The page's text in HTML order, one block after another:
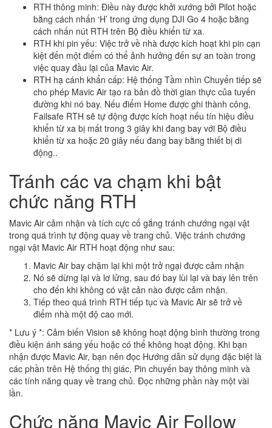
RTH thông minh: Điều này được khởi xướng bởi Pilot hoặc
bằng cách nhấn ‘H’ trong ứng dụng DJI Go 4 hoặc bằng
cách nhấn nút RTH trên Bộ điều khiển từ xa.
RTH khi pin yếu: Việc trở về nhà được kích hoạt khi pin cạn
kiệt đến một điểm có thể ảnh hưởng đến sự an toàn trong
việc quay đầu lại của Mavic Air.
RTH hạ cánh khẩn cấp: Hệ thống Tầm nhìn Chuyển tiếp sẽ
cho phép Mavic Air tạo ra bản đồ thời gian thực của tuyến
đường khi nó bay. Nếu điểm Home được ghi thành công,
Failsafe RTH sẽ tự động được kích hoạt nếu tín hiệu điều
khiển từ xa bị mất trong 3 giây khi đang bay với Bộ điều
khiển từ xa hoặc 20 giây nếu đang bay bằng thiết bị di
động..
Tránh các va chạm khi bật
chức năng RTH
Mavic Air cảm nhận và tích cực cố gắng tránh chướng ngại vật
trong quá trình tự động quay về trang chủ. Việc tránh chướng
ngại vật Mavic Air RTH hoạt động như sau:
Mavic Air bay chậm lại khi một trở ngại được cảm nhận
Nó sẽ dừng lại và lơ lửng, sau đó bay lùi lại và bay lên trên
cho đến khi không có vật cản nào được cảm nhận.
Tiếp theo quá trình RTH tiếp tục và Mavic Air sẽ trở về
điểm nhà một độ cao mới.
* Lưu ý *: Cảm biến Vision sẽ không hoạt động bình thường trong
điều kiện ánh sáng yếu hoặc có thể không hoạt động. Khi bạn
nhận được Mavic Air, bạn nên đọc Hướng dẫn sử dụng đặc biệt là
các phần trên Hệ thống thị giác, Pin chuyến bay thông minh và
các tính năng quay về trang chủ. Đọc những phần này một vài
lần.
Chức năng Mavic Air Follow